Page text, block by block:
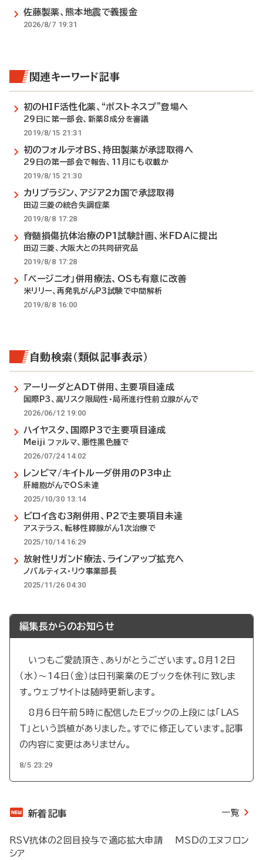
佐藤製薬、熊本地震で義援金
2026/8/7 19:31
関連キーワード記事
初のHIF活性化薬、“ポストネスプ”登場へ
29日に第一部会、新薬8成分を審議
2019/8/15 21:31
初のフォルテオBS、持田製薬が承認取得へ
29日の第一部会で報告、11月にも収載か
2019/8/15 21:30
カリプラジン、アジア2カ国で承認取得
田辺三菱の統合失調症薬
2019/8/8 17:28
脊髄損傷抗体治療のP1試験計画、米FDAに提出
田辺三菱、大阪大との共同研究品
2019/8/8 17:28
「ベージニオ」併用療法、OSも有意に改善
米リリー、再発乳がんP3試験で中間解析
2019/8/8 16:00
自動検索（類似記事表示）
アーリーダとADT併用、主要項目達成
国際P3、高リスク限局性・局所進行性前立腺がんで
2026/06/12 19:00
ハイヤスタ、国際P3で主要項目達成
Meiji ファルマ、悪性黒色腫で
2026/07/24 14:02
レンビマ/キイトルーダ併用のP3中止
肝細胞がんでOS未達
2025/10/30 13:14
ビロイ含む3剤併用、P2で主要項目未達
アステラス、転移性膵腺がん1次治療で
2025/10/14 16:29
放射性リガンド療法、ラインアップ拡充へ
ノバルティス・リウ事業部長
2025/11/26 04:30
編集長からのお知らせ
いつもご愛読頂き、ありがとうございます。8月12日
（水）～14日（金）は日刊薬業のEブックを休刊に致しま
す。ウェブサイトは随時更新します。
8月6日午前5時に配信したEブックの上段には「LAS
T」という誤植がありました。すでに修正しています。記事
の内容に変更はありません。
8/5 23:29
新着記事 一覧
RSV抗体の2回目投与で適応拡大申請 MSDのエヌフロン
シア